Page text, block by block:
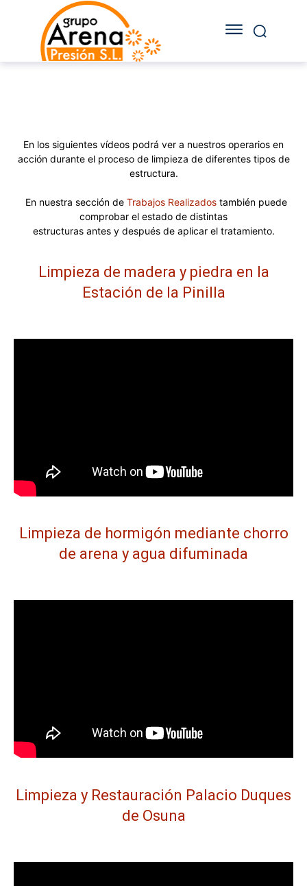
En los siguientes vídeos podrá ver a nuestros operarios en
acción durante el proceso de limpieza de diferentes tipos de
estructura.
En nuestra sección de Trabajos Realizados también puede
comprobar el estado de distintas
estructuras antesy despuésde aplicar el tratamiento.
Limpieza de madera y piedra en la
Estación de la Pinilla
Limpieza de hormigón mediante chorro
de arena y agua difuminada
Limpieza y Restauración Palacio Duques
de Osuna